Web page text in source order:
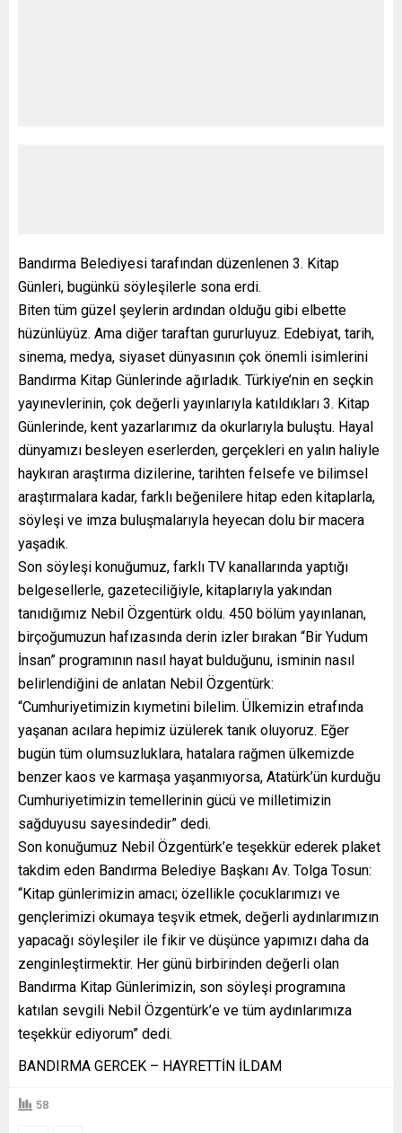
Bandırma Belediyesi tarafından düzenlenen 3. Kitap
Günleri, bugünkü söyleşilerle sona erdi.
Biten tüm güzel şeylerin ardından olduğu gibi elbette
hüzünlüyüz. Ama diğer taraftan gururluyuz. Edebiyat, tarih,
sinema, medya, siyaset dünyasının çok önemli isimlerini
Bandırma Kitap Günlerinde ağırladık. Türkiye’nin en seçkin
yayınevlerinin, çok değerli yayınlarıyla katıldıkları 3. Kitap
Günlerinde, kent yazarlarımız da okurlarıyla buluştu. Hayal
dünyamızı besleyen eserlerden, gerçekleri en yalın haliyle
haykıran araştırma dizilerine, tarihten felsefe ve bilimsel
araştırmalara kadar, farklı beğenilere hitap eden kitaplarla,
söyleşi ve imza buluşmalarıyla heyecan dolu bir macera
yaşadık.
Son söyleşi konuğumuz, farklı TV kanallarında yaptığı
belgesellerle, gazeteciliğiyle, kitaplarıyla yakından
tanıdığımız Nebil Özgentürk oldu. 450 bölüm yayınlanan,
birçoğumuzun hafızasında derin izler bırakan “Bir Yudum
İnsan” programının nasıl hayat bulduğunu, isminin nasıl
belirlendiğini de anlatan Nebil Özgentürk:
“Cumhuriyetimizin kıymetini bilelim. Ülkemizin etrafında
yaşanan acılara hepimiz üzülerek tanık oluyoruz. Eğer
bugün tüm olumsuzluklara, hatalara rağmen ülkemizde
benzer kaos ve karmaşa yaşanmıyorsa, Atatürk’ün kurduğu
Cumhuriyetimizin temellerinin gücü ve milletimizin
sağduyusu sayesindedir” dedi.
Son konuğumuz Nebil Özgentürk’e teşekkür ederek plaket
takdim eden Bandırma Belediye Başkanı Av. Tolga Tosun:
“Kitap günlerimizin amacı; özellikle çocuklarımızı ve
gençlerimizi okumaya teşvik etmek, değerli aydınlarımızın
yapacağı söyleşiler ile fikir ve düşünce yapımızı daha da
zenginleştirmektir. Her günü birbirinden değerli olan
Bandırma Kitap Günlerimizin, son söyleşi programına
katılan sevgili Nebil Özgentürk’e ve tüm aydınlarımıza
teşekkür ediyorum” dedi.
BANDIRMA GERCEK – HAYRETTİN İLDAM
58